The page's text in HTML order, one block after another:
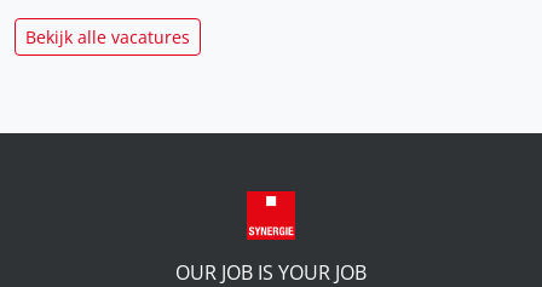
Bekijk alle vacatures
OUR JOB IS YOUR JOB